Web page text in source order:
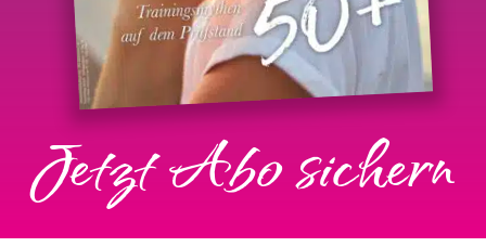
Jetzt Abo sichern